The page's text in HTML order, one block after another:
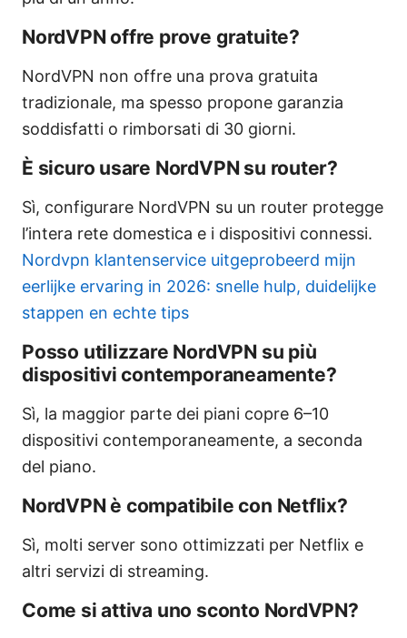
NordVPN offre prove gratuite?
NordVPN non offre una prova gratuita
tradizionale, ma spesso propone garanzia
soddisfatti o rimborsati di 30 giorni.
È sicuro usare NordVPN su router?
Sì, configurare NordVPN su un router protegge
l’intera rete domestica e i dispositivi connessi.
Nordvpn klantenservice uitgeprobeerd mijn
eerlijke ervaring in 2026: snelle hulp, duidelijke
stappen en echte tips
Posso utilizzare NordVPN su più
dispositivi contemporaneamente?
Sì, la maggior parte dei piani copre 6–10
dispositivi contemporaneamente, a seconda
del piano.
NordVPN è compatibile con Netflix?
Sì, molti server sono ottimizzati per Netflix e
altri servizi di streaming.
Come si attiva uno sconto NordVPN?